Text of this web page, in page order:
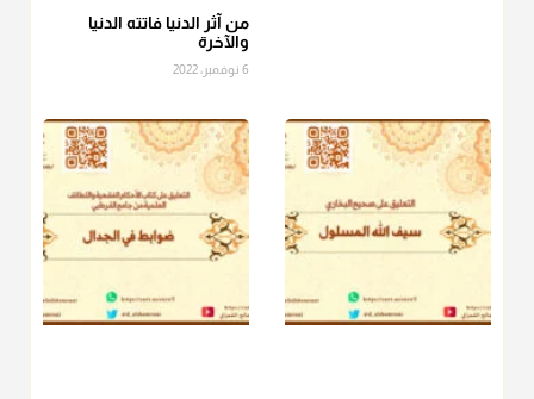
الصاع..فمن شق عليه إخراج الطعام هذه الأيام وأراد إخراج القيمة
أ.د. صالح الشمراني
دفعزكاة الفطرللمسكين القريب صدقة وصلة وهو أفضل من
دفعها للبعيد ولا تغرك مظاهر ووظائف بعض الأقارب فإن
منذ 3 شهر
من آثر الدنيا فاتته الدنيا
والآخرة
6 نوفمبر، 2022